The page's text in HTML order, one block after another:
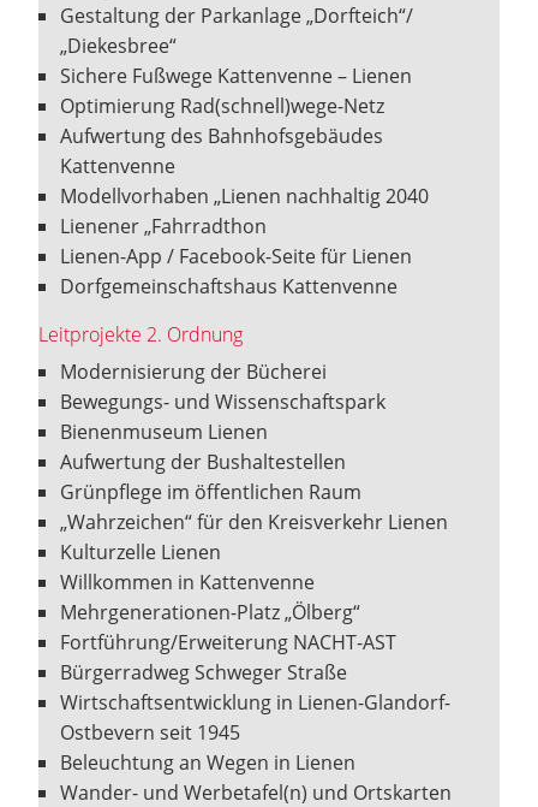
Gestaltung der Parkanlage „Dorfteich“/
„Diekesbree“
Sichere Fußwege Kattenvenne – Lienen
Optimierung Rad(schnell)wege-Netz
Aufwertung des Bahnhofsgebäudes
Kattenvenne
Modellvorhaben „Lienen nachhaltig 2040
Lienener „Fahrradthon
Lienen-App / Facebook-Seite für Lienen
Dorfgemeinschaftshaus Kattenvenne
Leitprojekte 2. Ordnung
Modernisierung der Bücherei
Bewegungs- und Wissenschaftspark
Bienenmuseum Lienen
Aufwertung der Bushaltestellen
Grünpflege im öffentlichen Raum
„Wahrzeichen“ für den Kreisverkehr Lienen
Kulturzelle Lienen
Willkommen in Kattenvenne
Mehrgenerationen-Platz „Ölberg“
Fortführung/Erweiterung NACHT-AST
Bürgerradweg Schweger Straße
Wirtschaftsentwicklung in Lienen-Glandorf-
Ostbevern seit 1945
Beleuchtung an Wegen in Lienen
Wander- und Werbetafel(n) und Ortskarten